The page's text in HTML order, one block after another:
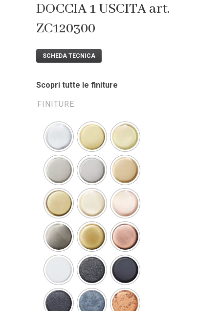
DOCCIA 1 USCITA art.
ZC120300
SCHEDA TECNICA
Scopri tutte le finiture
FINITURE